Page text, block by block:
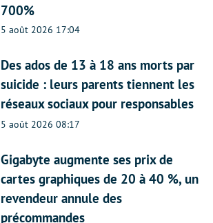
700%
5 août 2026 17:04
Des ados de 13 à 18 ans morts par
suicide : leurs parents tiennent les
réseaux sociaux pour responsables
5 août 2026 08:17
Gigabyte augmente ses prix de
cartes graphiques de 20 à 40 %, un
revendeur annule des
précommandes